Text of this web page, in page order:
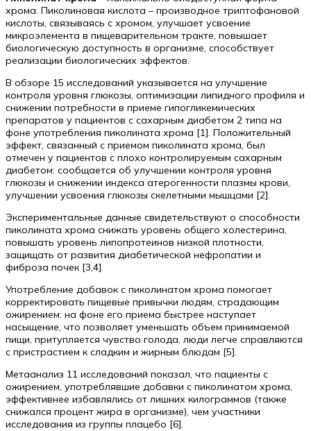
хрома. Пиколиновая кислота – производное триптофановой
кислоты, связываясь с хромом, улучшает усвоение
микроэлемента в пищеварительном тракте, повышает
биологическую доступность в организме, способствует
реализации биологических эффектов.
В обзоре 15 исследований указывается на улучшение
контроля уровня глюкозы, оптимизации липидного профиля и
снижении потребности в приеме гипогликемических
препаратов у пациентов с сахарным диабетом 2 типа на
фоне употребления пиколината хрома [1]. Положительный
эффект, связанный с приемом пиколината хрома, был
отмечен у пациентов с плохо контролируемым сахарным
диабетом: сообщается об улучшении контроля уровня
глюкозы и снижении индекса атерогенности плазмы крови,
улучшении усвоения глюкозы скелетными мышцами [2].
Экспериментальные данные свидетельствуют о способности
пиколината хрома снижать уровень общего холестерина,
повышать уровень липопротеинов низкой плотности,
защищать от развития диабетической нефропатии и
фиброза почек [3,4].
Употребление добавок с пиколинатом хрома помогает
корректировать пищевые привычки людям, страдающим
ожирением: на фоне его приема быстрее наступает
насыщение, что позволяет уменьшать объем принимаемой
пищи, притупляется чувство голода, люди легче справляются
с пристрастием к сладким и жирным блюдам [5].
Метаанализ 11 исследований показал, что пациенты с
ожирением, употреблявшие добавки с пиколинатом хрома,
эффективнее избавлялись от лишних килограммов (также
снижался процент жира в организме), чем участники
исследования из группы плацебо [6].